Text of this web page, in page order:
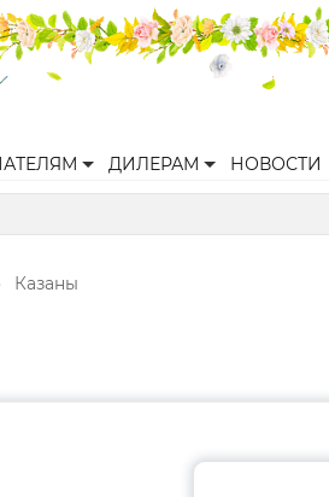
ДИЛЕРАМ НОВОСТИ
Казаны